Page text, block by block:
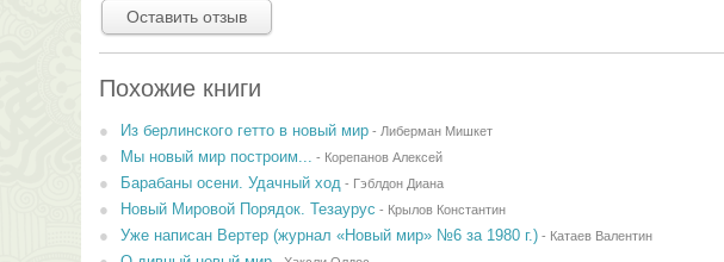
Оставить отзыв
Похожие книги
Из берлинского гетто в новый мир- Либерман Мишкет
Мы новый мир построим... - Корепанов Алексей
Барабаны осени. Удачный ход - Гэблдон Диана
Новый Мировой Порядок. Тезаурус - Крылов Константин
Уже написан Вертер (журнал «Новый мир» №6 за 1980 г.)- Катаев Валентин